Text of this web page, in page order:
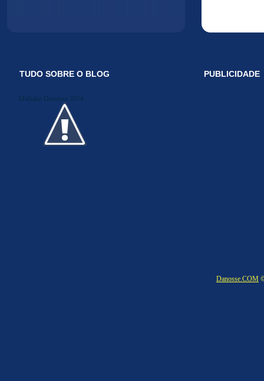
TUDO SOBRE O BLOG
Midiakit Danosse 2014
PUBLICIDADE
Danosse.COM